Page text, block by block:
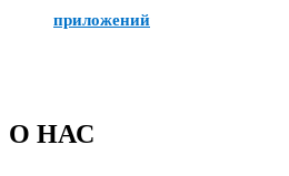
приложений
О НАС